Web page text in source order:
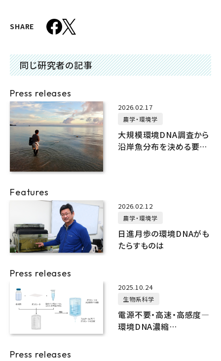
SHARE
同じ研究者の記事
Press releases
2026.02.17
農学・環境学
大規模環境DNA調査から
沿岸魚分布を決める要因
Features
2026.02.12
農学・環境学
日進月歩の環境DNAがも
たらすものは
Press releases
2025.10.24
生物系科学
電源不要・高速・高感度―
環境DNA濃縮
Press releases